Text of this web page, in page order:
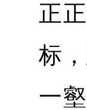
正
标
一